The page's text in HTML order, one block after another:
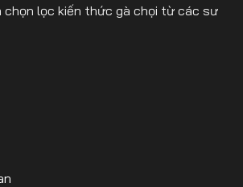
chọn lọc kiến thức gà chọi từ các sư